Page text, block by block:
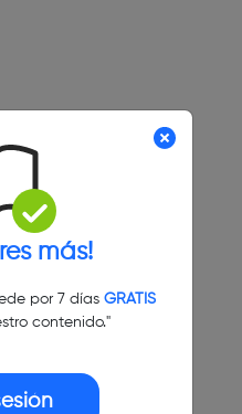
más!
por 7 días GRATIS
contenido."